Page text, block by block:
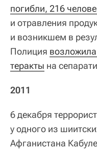
погибли, 216
и отравления
и возникшем в
Полиция возложила
теракты на
2011
6 декабря
у одного из
Афганистана